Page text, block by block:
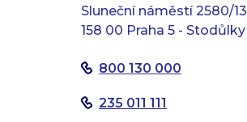
Sluneční náměstí 2580/13
158 00 Praha 5 - Stodůlky
800 130 000
235 011 111